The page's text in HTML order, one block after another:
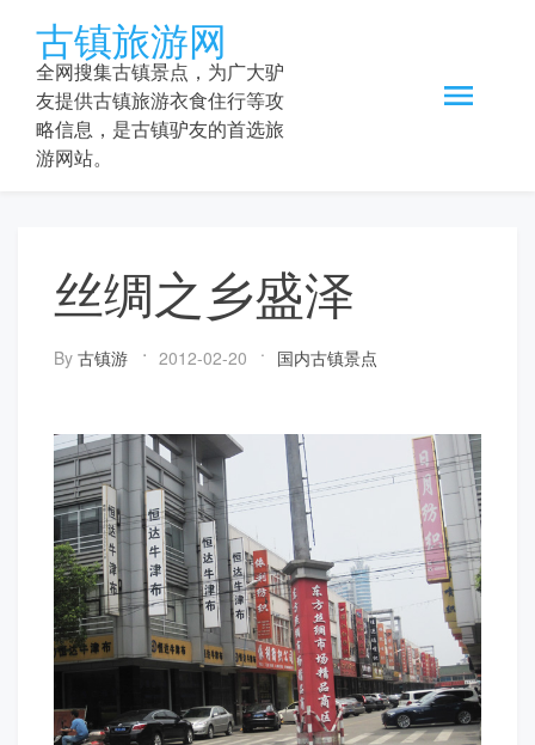
content
古镇旅游网
全网搜集古镇景点，为广大驴
友提供古镇旅游衣食住行等攻
略信息，是古镇驴友的首选旅
游网站。
丝绸之乡盛泽
By 古镇游 2012-02-20 国内古镇景点